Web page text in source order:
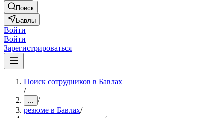
Поиск
Бавлы
Войти
Войти
Зарегистрироваться
Поиск сотрудников в Бавлах
/
... /
резюме в Бавлах/